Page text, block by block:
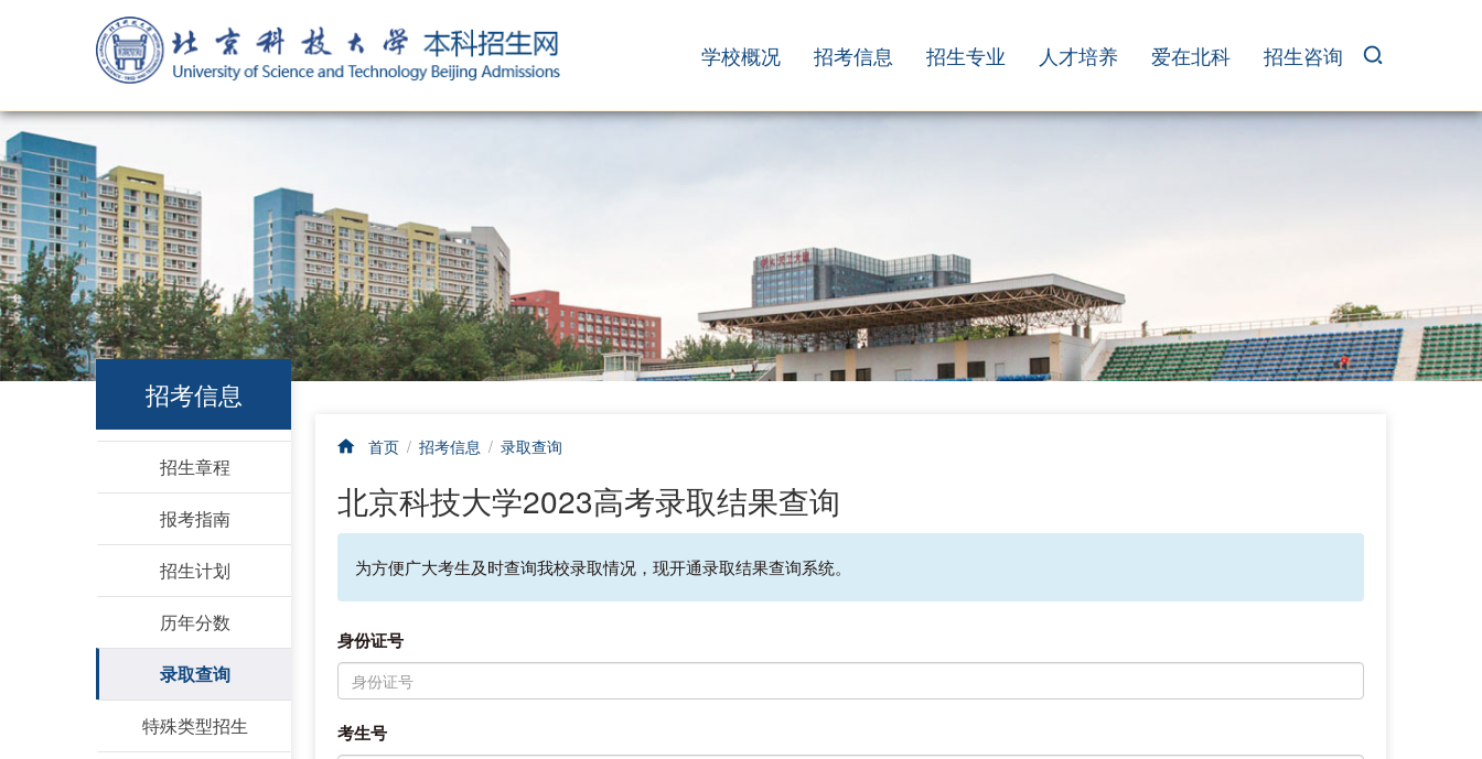
学校概况 招考信息 招生专业 人才培养 爱在北科 招生咨询
招考信息
招生章程
报考指南
招生计划
历年分数
录取查询
特殊类型招生
首页 / 招考信息 / 录取查询
北京科技大学2023高考录取结果查询
为方便广大考生及时查询我校录取情况，现开通录取结果查询系统。
身份证号
考生号